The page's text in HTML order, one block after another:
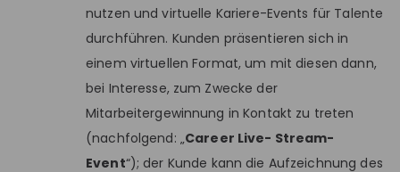
nutzen und virtuelle Kariere-Events für Talente
durchführen. Kunden präsentieren sich in
einem virtuellen Format, um mit diesen dann,
bei Interesse, zum Zwecke der
Mitarbeitergewinnung in Kontakt zu treten
(nachfolgend: „Career Live- Stream-
Event“); der Kunde kann die Aufzeichnung des